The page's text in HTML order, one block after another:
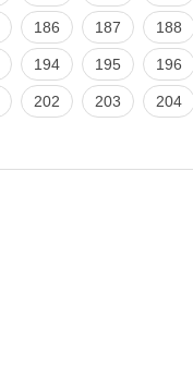
186 187 188
194 195 196
202 203 204